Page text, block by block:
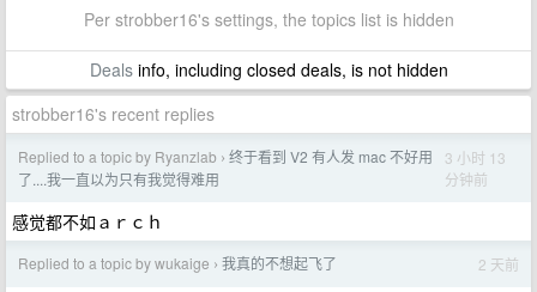
Per strobber16's settings, the topics list is hidden
Dealsinfo, including closed deals, is not hidden
strobber16's recent replies
Replied to a topic by Ryanzlab › 终于看到 V2 有人发 mac 不好用
了....我一直以为只有我觉得难用
3 小时 13
分钟前
感觉都不如ａｒｃｈ
Replied to a topic by wukaige › 我真的不想起飞了 2 天前